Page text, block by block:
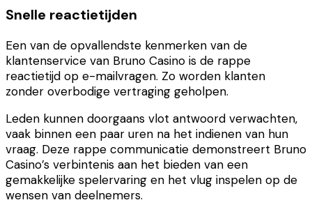
Snelle reactietijden
Een van de opvallendste kenmerken van de
klantenservice van Bruno Casino is de rappe
reactietijd op e-mailvragen. Zo worden klanten
zonder overbodige vertraging geholpen.
Leden kunnen doorgaans vlot antwoord verwachten,
vaak binnen een paar uren na het indienen van hun
vraag. Deze rappe communicatie demonstreert Bruno
Casino’s verbintenis aan het bieden van een
gemakkelijke spelervaring en het vlug inspelen op de
wensen van deelnemers.